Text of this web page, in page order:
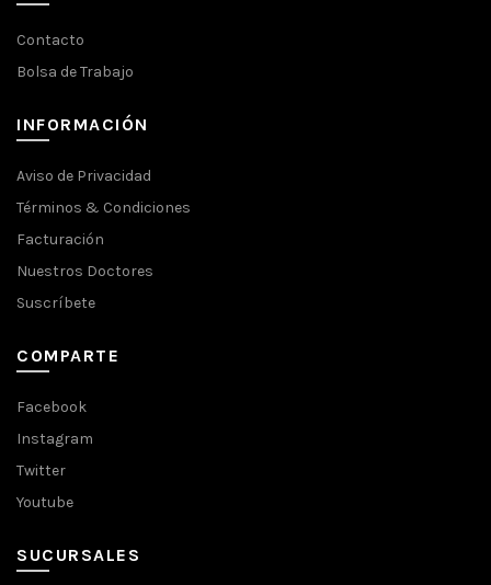
Contacto
Bolsa de Trabajo
INFORMACIÓN
Aviso de Privacidad
Términos & Condiciones
Facturación
Nuestros Doctores
Suscríbete
COMPARTE
Facebook
Instagram
Twitter
Youtube
SUCURSALES